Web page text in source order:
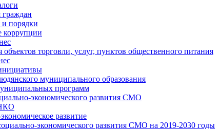
порядки
коррупции
объектов торговли, услуг, пунктов общественного питания
муниципального образования
программ
экономического развития СМО
развитие
экономического развития СМО на 2019-2030 годы